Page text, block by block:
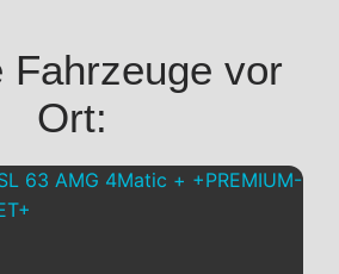
Fahrzeuge vor
Ort: